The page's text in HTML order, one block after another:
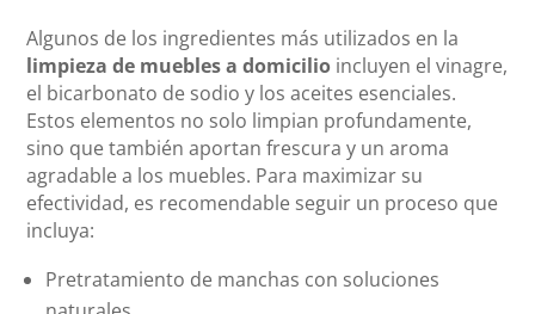
Algunos de los ingredientes más utilizados en la
limpieza de muebles a domicilio incluyen el vinagre,
el bicarbonato de sodio y los aceites esenciales.
Estos elementos no solo limpian profundamente,
sino que también aportan frescura y un aroma
agradable a los muebles. Para maximizar su
efectividad, es recomendable seguir un proceso que
incluya:
Pretratamiento de manchas con soluciones